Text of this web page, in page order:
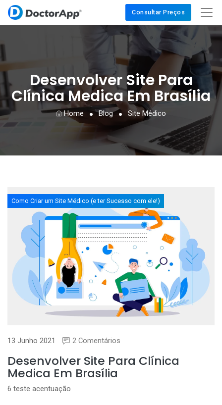
Consultar Preços
Desenvolver Site Para
Clínica Medica Em Brasília
Home Blog Site Médico
Como Criar um Site Médico (e ter Sucesso com ele!)
13 Junho 2021 2 Comentários
Desenvolver Site Para Clínica
Medica Em Brasília
6 teste acentuação